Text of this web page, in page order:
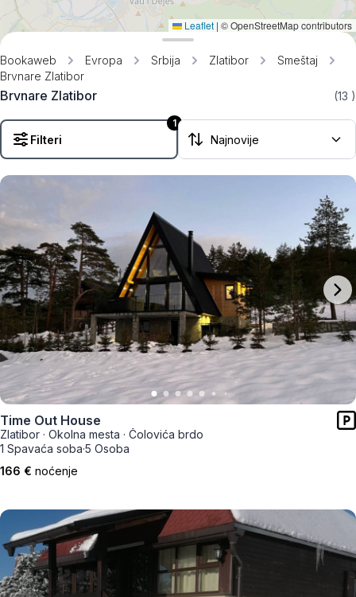
Bookaweb Evropa Srbija Zlatibor
Smeštaj
Brvnare Zlatibor
Brvnare Zlatibor (13 )
Filteri
1
Time Out House
Zlatibor · Okolna mesta · Čolovića brdo
1 Spavaća soba·5 Osoba
166 € noćenje
Leaflet | © OpenStreetMap contributors